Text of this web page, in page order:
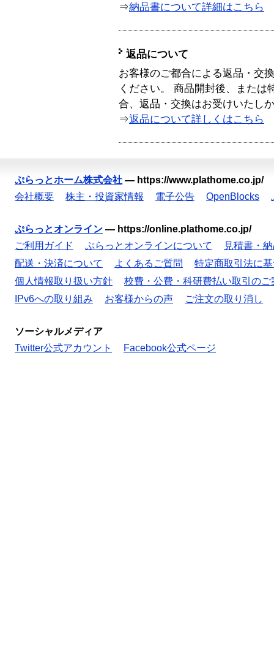
⇒納品書について詳細はこちら
返品について
お客様のご都合による返品・交
ください。 商品開封後、または
合、返品・交換はお受けいたし
⇒返品について詳しくはこちら
ぷらっとホーム株式会社 — https://www.plathome.co.jp/
会社概要
株主・投資家情報 電子公告 OpenBlocks
ぷらっとオンライン — https://online.plathome.co.jp/
ご利用ガイド
ぷらっとオンラインについて
見積書・
配送・決済について
よくあるご質問
特定商取引法に
個人情報取り扱い方針
校費・公費・科研費払い取引のご
IPv6への取り組み
お客様からの声 ご注文の取り消し
ソーシャルメディア
Twitter公式アカウント
Facebook公式ページ